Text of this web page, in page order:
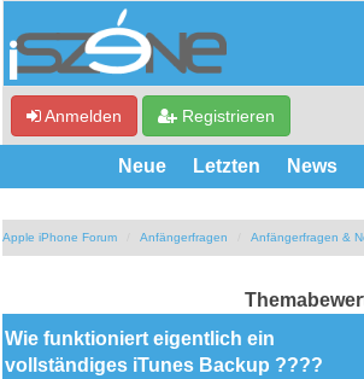
Anmelden Registrieren
Neue Letzten News
Apple iPhone Forum Anfängerfragen Anfängerfragen &
Wie funktioniert eigentlich ein
vollständiges iTunes Backup ????